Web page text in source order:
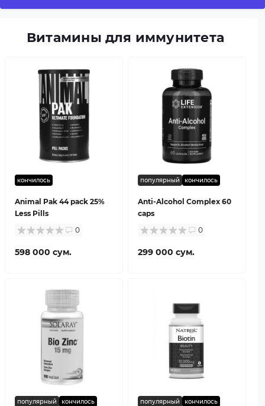
Витамины для иммунитета
кончилось
Animal Pak 44 pack 25%
Less Pills
0
598 000 сум.
популярный кончилось
Anti-Alcohol Complex 60
caps
0
299 000 сум.
популярный кончилось популярный кончилось